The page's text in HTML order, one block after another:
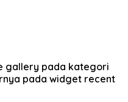
gallery pada kategori
pada widget recent